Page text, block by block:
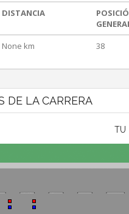
DISTANCIA
None km 38
DE LA CARRERA
TU